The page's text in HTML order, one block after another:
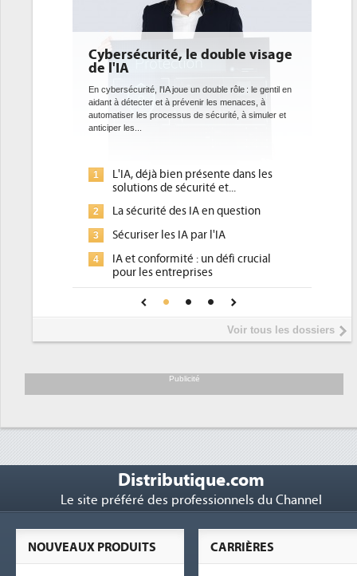
le double visage
joue un double rôle : le gentil en
prévenir les menaces, à
de sécurité, à simuler et
présente dans les
des IA en question
: un défi crucial
DEE: l'efficacité énergétique
bientôt une obligation pour
datacenters
Des datacenters plus durables et plus efficaces,
ce que recherchent les pouvoirs publics
1
Qu'est-ce que la DEE (directive
d'efficacité énergétique) ?
2
DEE, une pression administrative
place pour répondre à...
Phocea DC dans les cordes pour
DEE
Interview de Fabrice Coquio,
président de Digital Realty...
soutient les...
Voir tous les dossiers
Publicité
Distributique.com
Le site préféré des professionnels du Channel
CARRIÈRES
NOUVEAUX PRODUITS